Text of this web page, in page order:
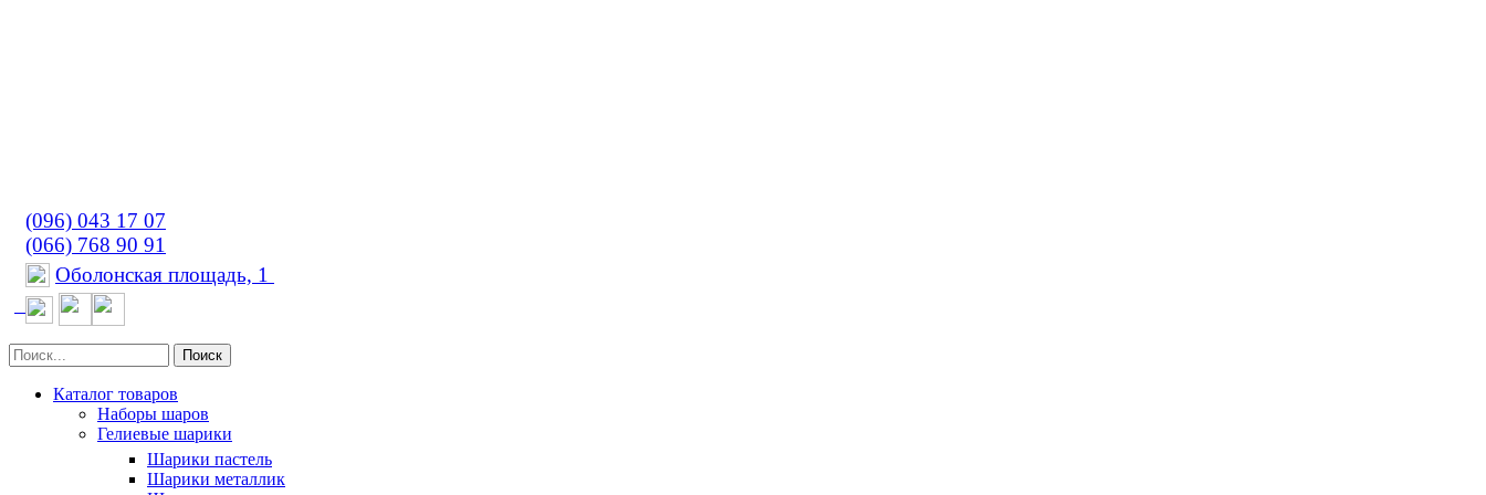
(096) 043 17 07
(066) 768 90 91
Оболонская площадь, 1
Поиск
Каталог товаров
Наборы шаров
Гелиевые шарики
Шарики пастель
Шарики металлик